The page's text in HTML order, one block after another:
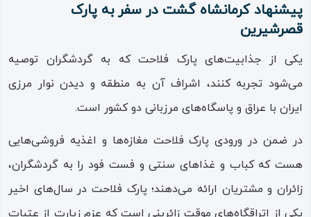
پیشنهاد کرمانشاه گشت در سفر به پارک
قصرشیرین
یکی از جذابیت‌های پارک فلاحت که به گردشگران توصیه
می‌شود تجربه کنند، اشراف آن به منطقه و دیدن نوار مرزی
ایران با عراق و پاسگاه‌های مرزبانی دو کشور است.
در ضمن در ورودی پارک فلاحت مغازه‌ها و اغذیه فروشی‌هایی
هست که کباب و غذاهای سنتی و فست فود را به گردشگران،
زائران و مشتریان ارائه می‌دهند؛ پارک فلاحت در سال‌های اخیر
یکی از اتراقگاه‌های موقت زائرینی است که عزم زیارت از عتبات